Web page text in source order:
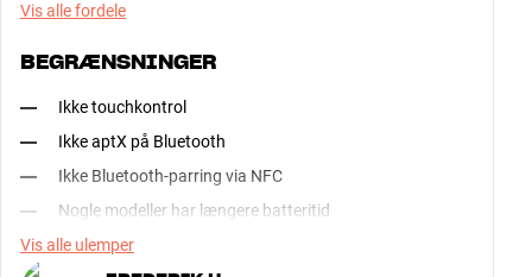
Vis alle fordele
BEGRÆNSNINGER
Ikke touchkontrol
Ikke aptX på Bluetooth
Ikke Bluetooth-parring via NFC
Nogle modeller har længere batteritid
Vis alle ulemper